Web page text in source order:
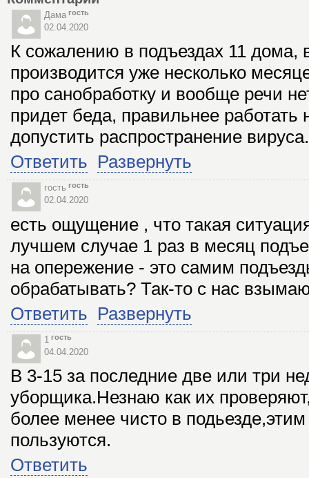
Дама гость
02.04.2020
К сожалению в подъездах 11 дома,
производится уже несколько
про санобработку и вообще речи
придет беда, правильнее работать
допустить распространение вируса.
Ответить Развернуть
гость гость
02.04.2020
есть ощущение , что такая
лучшем случае 1 раз в месяц
на опережение - это самим
обрабатывать? Так-то с нас
Ответить Развернуть
1 гость
04.04.2020
В 3-15 за последние две или три
уборщика.Незнаю как их
более менее чисто в
пользуются.
Ответить